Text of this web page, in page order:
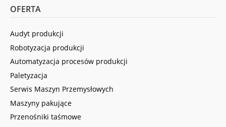
OFERTA
Audyt produkcji
Robotyzacja produkcji
Automatyzacja procesów produkcji
Paletyzacja
Serwis Maszyn Przemysłowych
Maszyny pakujące
Przenośniki taśmowe